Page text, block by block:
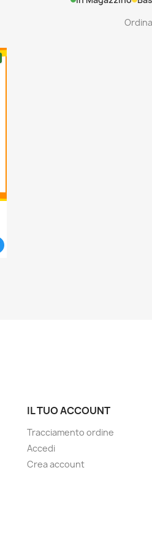
IL TUO ACCOUNT
Tracciamento ordine
Accedi
Crea account